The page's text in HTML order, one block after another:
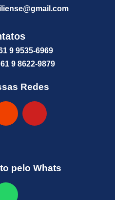
ail.com
9 9535-6969
9 8622-9879
Redes
pelo Whats